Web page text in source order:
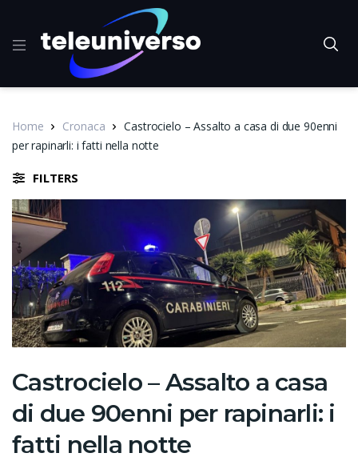
Home Cronaca
Castrocielo – Assalto a casa di due 90enni
per rapinarli: i fatti nella notte
FILTERS
Castrocielo – Assalto a casa
di due 90enni per rapinarli: i
fatti nella notte